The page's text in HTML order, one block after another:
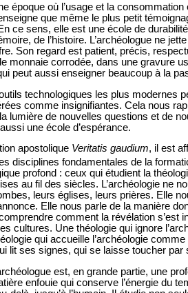
époque où l’usage et la
que même le plus petit
ce sens, elle est une école de
de l’histoire. L’archéologue ne
Son regard est patient, précis,
monnaie corrodée, dans une gravure
peut aussi enseigner beaucoup à la
technologiques les plus modernes
comme insignifiantes. Cela nous
lumière de nouvelles questions et de
une école d’espérance.
apostolique Veritatis gaudium, il est
disciplines fondamentales de la
profond : ceux qui étudient la
au fil des siècles. L’archéologie ne
leurs églises, leurs prières. Elle
Elle nous parle de la manière
comment la révélation s’est
cultures. Une théologie qui ignore
qui accueille l’archéologie
lit ses signes, qui se laisse toucher par
est, en grande partie, une
enfouie qui conserve l’énergie du